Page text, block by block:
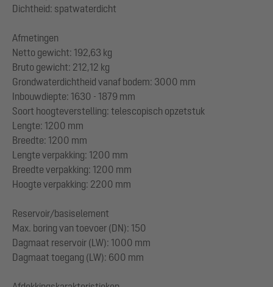
Dichtheid: spatwaterdicht
Afmetingen
Netto gewicht: 192,63 kg
Bruto gewicht: 212,12 kg
Grondwaterdichtheid vanaf bodem: 3000 mm
Inbouwdiepte: 1630 - 1879 mm
Soort hoogteverstelling: telescopisch opzetstuk
Lengte: 1200 mm
Breedte: 1200 mm
Lengte verpakking: 1200 mm
Breedte verpakking: 1200 mm
Hoogte verpakking: 2200 mm
Reservoir/basiselement
Max. boring van toevoer (DN): 150
Dagmaat reservoir (LW): 1000 mm
Dagmaat toegang (LW): 600 mm